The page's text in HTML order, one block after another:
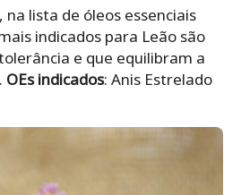
lista de óleos essenciais
indicados para Leão são
e que equilibram a
OEs indicados: Anis Estrelado